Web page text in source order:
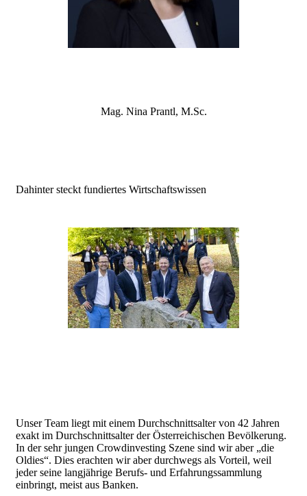
Mag. Nina Prantl, M.Sc.
Dahinter steckt fundiertes Wirtschaftswissen
Unser Team liegt mit einem Durchschnittsalter von 42 Jahren
exakt im Durchschnittsalter der Österreichischen Bevölkerung.
In der sehr jungen Crowdinvesting Szene sind wir aber „die
Oldies“. Dies erachten wir aber durchwegs als Vorteil, weil
jeder seine langjährige Berufs- und Erfahrungssammlung
einbringt, meist aus Banken.